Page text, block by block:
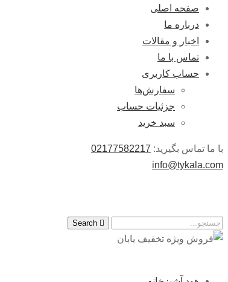
صفحه اصلی
درباره ما
اخبار و مقالات
تماس با ما
حساب کاربری
سفارش‌ها
جزئیات حساب
سبد خرید
با ما تماس بگیرید: 02177582217
info@tykala.com
Search